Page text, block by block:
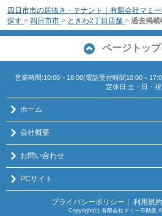
四日市市の居抜き・テナント｜有限会社マミ
探す > 四日市市 > ときわ2丁目店舗 > 過去掲載
ページトッ
営業時間:10:00－18:00(電話受付時間10:00～
定休日:土・日・祝
ホーム
会社概要
お問い合わせ
PCサイト
プライバシーポリシー ｜ 利用規約
Copyright(c) 有限会社マミー不動産